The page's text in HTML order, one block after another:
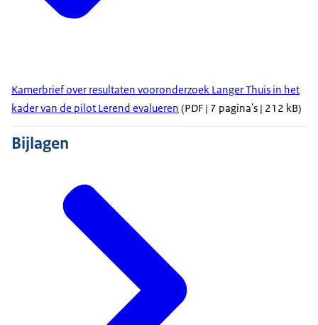
Kamerbrief over resultaten vooronderzoek Langer Thuis in het
kader van de pilot Lerend evalueren (PDF | 7 pagina's | 212 kB)
Bijlagen